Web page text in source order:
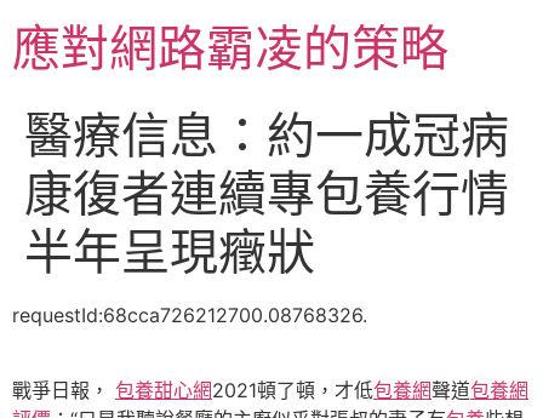
主應對網路霸凌的策略
醫療信息：約一成冠病
康復者連續專包養行情
半年呈現癥狀
requestId:68cca726212700.08768326.
戰爭日報， 包養甜心網2021頓了頓，才低包養網聲道包養網